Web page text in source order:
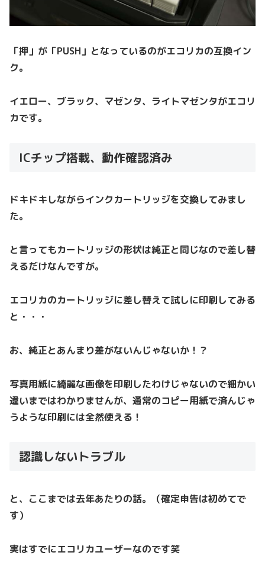
「押」が「PUSH」となっているのがエコリカの互換イン
ク。
イエロー、ブラック、マゼンタ、ライトマゼンタがエコリ
カです。
ICチップ搭載、動作確認済み
ドキドキしながらインクカートリッジを交換してみまし
た。
と言ってもカートリッジの形状は純正と同じなので差し替
えるだけなんですが。
エコリカのカートリッジに差し替えて試しに印刷してみる
と・・・
お、純正とあんまり差がないんじゃないか！？
写真用紙に綺麗な画像を印刷したわけじゃないので細かい
違いまではわかりませんが、通常のコピー用紙で済んじゃ
うような印刷には全然使える！
認識しないトラブル
と、ここまでは去年あたりの話。（確定申告は初めてで
す）
実はすでにエコリカユーザーなのです笑